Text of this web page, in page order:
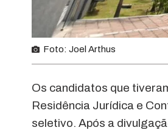
Foto: Joel Arthus
Os candidatos que
Residência Jurídica e
seletivo. Após a